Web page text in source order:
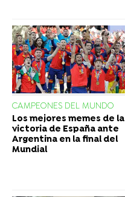
CAMPEONES DEL MUNDO
Los mejores memes de la
victoria de España ante
Argentina en la final del
Mundial